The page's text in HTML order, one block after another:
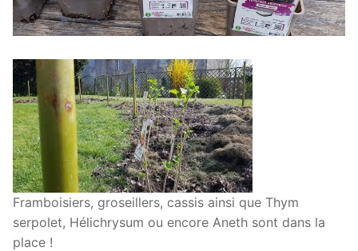
Framboisiers, groseillers, cassis ainsi que Thym
serpolet, Hélichrysum ou encore Aneth sont dans la
place !